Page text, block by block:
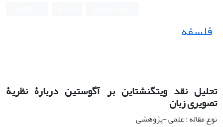
فلسفه
تحلیل نقد ویتگنشتاین بر آگوستین دربارۀ نظریۀ
تصویری زبان
نوع مقاله : علمی -پژوهشی